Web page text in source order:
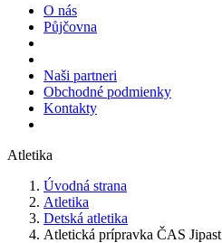
O nás
Půjčovna
Naši partneri
Obchodné podmienky
Kontakty
Atletika
Úvodná strana
Atletika
Detská atletika
Atletická prípravka ČAS Jipast